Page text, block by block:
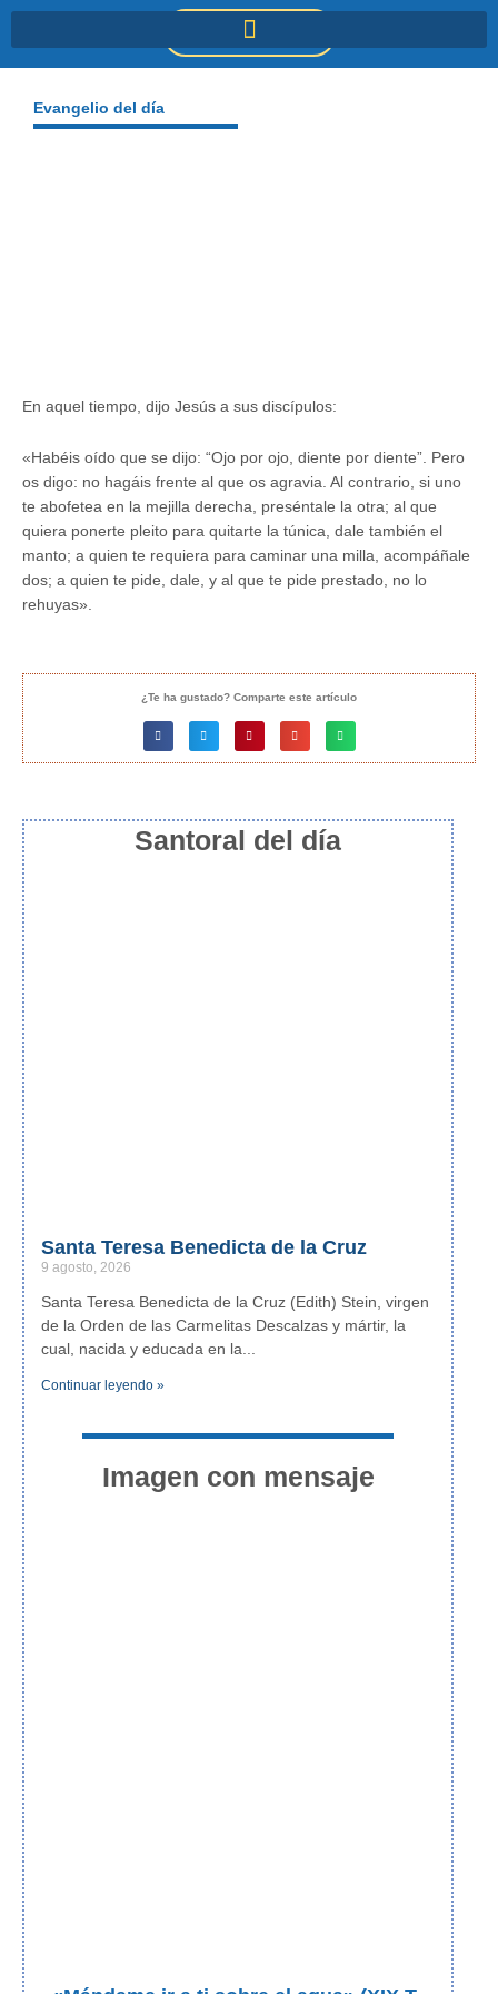
DONACIONES
Evangelio del día
En aquel tiempo, dijo Jesús a sus discípulos:
«Habéis oído que se dijo: “Ojo por ojo, diente por diente”. Pero
os digo: no hagáis frente al que os agravia. Al contrario, si uno
te abofetea en la mejilla derecha, preséntale la otra; al que
quiera ponerte pleito para quitarte la túnica, dale también el
manto; a quien te requiera para caminar una milla, acompáñale
dos; a quien te pide, dale, y al que te pide prestado, no lo
rehuyas».
¿Te ha gustado? Comparte este artículo
Santoral del día
Santa Teresa Benedicta de la Cruz
9 agosto, 2026
Santa Teresa Benedicta de la Cruz (Edith) Stein, virgen
de la Orden de las Carmelitas Descalzas y mártir, la
cual, nacida y educada en la
Continuar leyendo »
Imagen con mensaje